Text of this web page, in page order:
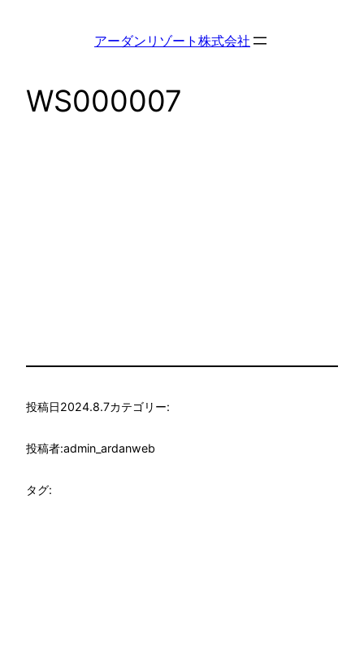
アーダンリゾート株式会社
WS000007
投稿日2024.8.7カテゴリー:
投稿者:admin_ardanweb
タグ: